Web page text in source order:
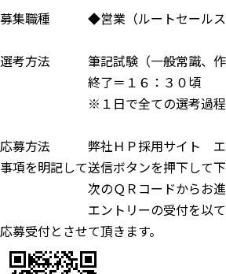
募集職種 ◆営業（ルートセールス
選考方法 筆記試験（一般常識、作
終了＝１６：３０頃
※１日で全ての選考過程を終
応募方法 弊社ＨＰ採用サイト エ
事項を明記して送信ボタンを押下して下
次のＱＲコードからお進み
エントリーの受付を以て、
応募受付とさせて頂きます。